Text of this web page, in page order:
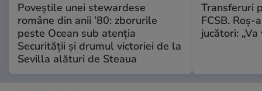
Poveștile unei stewardese
române din anii ’80: zborurile
peste Ocean sub atenția
Securității și drumul victoriei de la
Sevilla alături de Steaua
Transferuri
FCSB.
jucători: